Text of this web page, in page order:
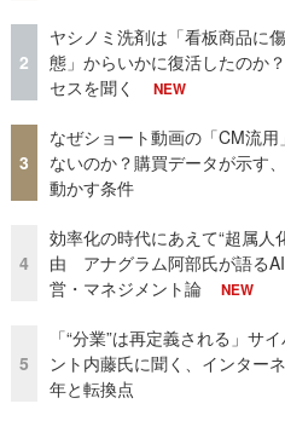
2
ヤシノミ洗剤は「看板商品に
態」からいかに復活したのか
セスを聞く
NEW
3
なぜショート動画の「CM流用
ないのか？購買データが示す
動かす条件
4
効率化の時代にあえて“超属人
由 アナグラム阿部氏が語る
営・マネジメント論
NEW
5
「“分業”は再定義される」サ
ント内藤氏に聞く、インター
年と転換点